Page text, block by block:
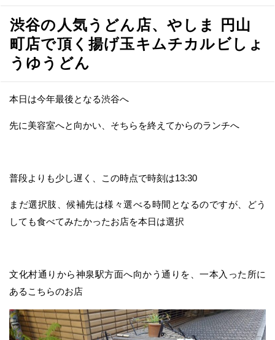
渋谷の人気うどん店、やしま 円山
町店で頂く揚げ玉キムチカルビしょ
うゆうどん
本日は今年最後となる渋谷へ
先に美容室へと向かい、そちらを終えてからのランチへ
普段よりも少し遅く、この時点で時刻は13:30
まだ選択肢、候補先は様々選べる時間となるのですが、どう
しても食べてみたかったお店を本日は選択
文化村通りから神泉駅方面へ向かう通りを、一本入った所に
あるこちらのお店